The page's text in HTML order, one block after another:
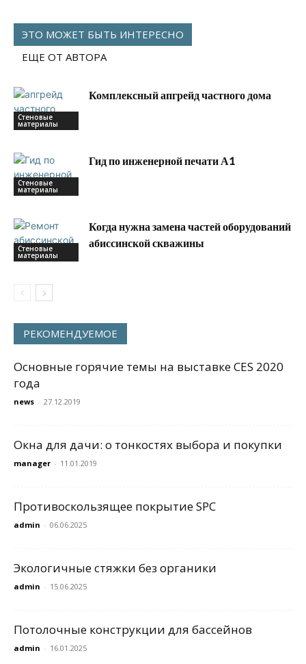
ЭТО МОЖЕТ БЫТЬ ИНТЕРЕСНО
ЕЩЕ ОТ АВТОРА
Стеновые
материалы
Комплексный апгрейд частного дома
Стеновые
материалы
Гид по инженерной печати А1
Стеновые
материалы
Когда нужна замена частей оборудований
абиссинской скважины
РЕКОМЕНДУЕМОЕ
Основные горячие темы на выставке CES 2020
года
news - 27.12.2019
Окна для дачи: о тонкостях выбора и покупки
manager - 11.01.2019
Противоскользящее покрытие SPC
admin - 06.06.2025
Экологичные стяжки без органики
admin - 15.06.2025
Потолочные конструкции для бассейнов
admin - 16.01.2025